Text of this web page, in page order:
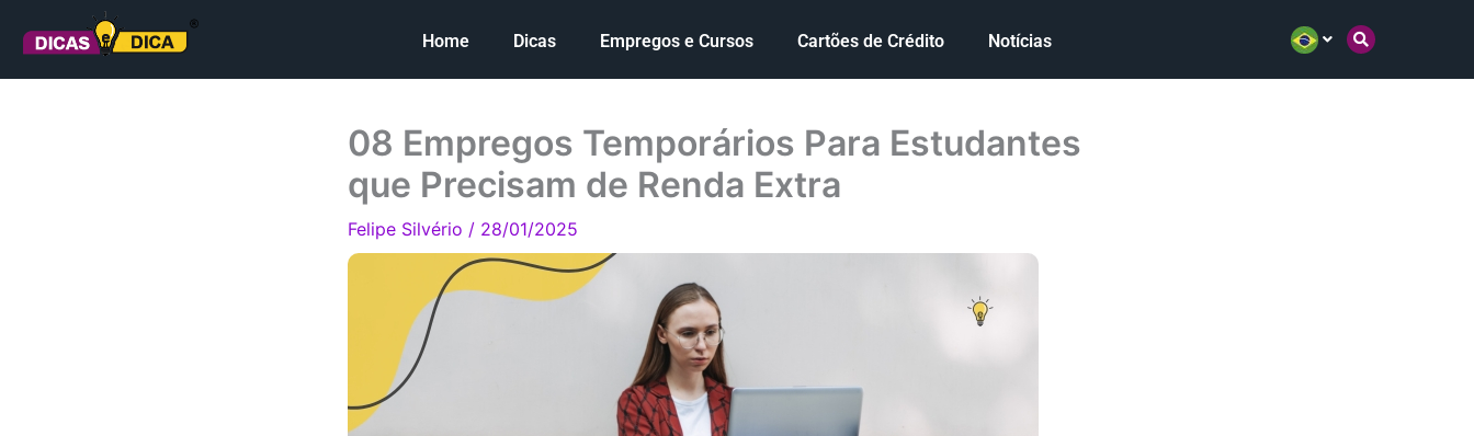
para
o
Home Dicas Empregos e Cursos Cartões de Crédito Notícias
08 Empregos Temporários Para Estudantes
que Precisam de Renda Extra
Felipe Silvério / 28/01/2025